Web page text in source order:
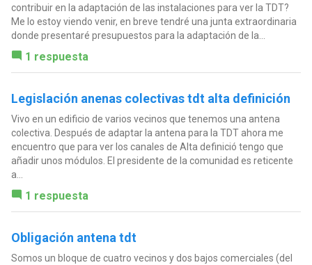
contribuir en la adaptación de las instalaciones para ver la TDT?
Me lo estoy viendo venir, en breve tendré una junta extraordinaria
donde presentaré presupuestos para la adaptación de la...
1 respuesta
Legislación anenas colectivas tdt alta definición
Vivo en un edificio de varios vecinos que tenemos una antena
colectiva. Después de adaptar la antena para la TDT ahora me
encuentro que para ver los canales de Alta definició tengo que
añadir unos módulos. El presidente de la comunidad es reticente
a...
1 respuesta
Obligación antena tdt
Somos un bloque de cuatro vecinos y dos bajos comerciales (del